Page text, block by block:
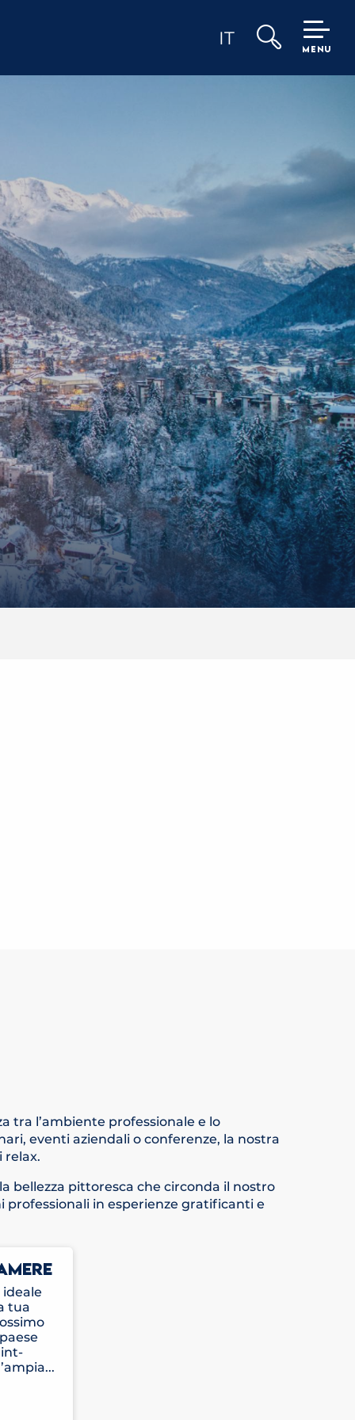
IT
MENU
tra l’ambiente professionale e lo
eventi aziendali o conferenze, la nostra
relax.
bellezza pittoresca che circonda il nostro
professionali in esperienze gratificanti e
ideale
tua